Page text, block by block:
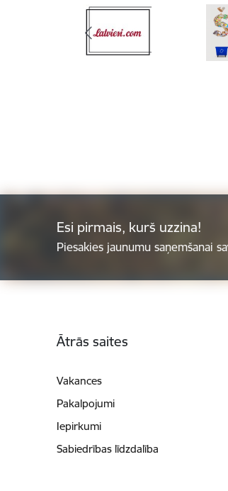
Esi pirmais, kurš uzzina!
Piesakies jaunumu saņemšanai
Ātrās saites
Vakances
Pakalpojumi
Iepirkumi
Sabiedrības līdzdalība